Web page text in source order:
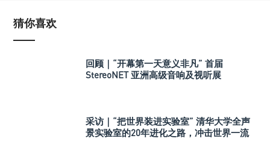
猜你喜欢
回顾｜“开幕第一天意义非凡” 首届
StereoNET 亚洲高级音响及视听展
采访｜“把世界装进实验室” 清华大学全声
景实验室的20年进化之路，冲击世界一流